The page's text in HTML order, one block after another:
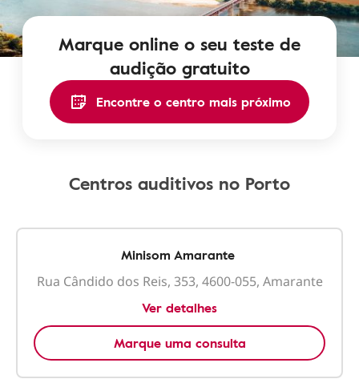
Marque online o seu teste de
audição gratuito
Encontre o centro mais próximo
Centros auditivos no Porto
Minisom Amarante
Rua Cândido dos Reis, 353, 4600-055, Amarante
Ver detalhes
Marque uma consulta